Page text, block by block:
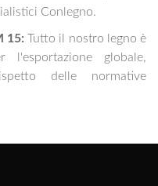
Conlegno.
15: Tutto il nostro legno è
globale,
delle normative